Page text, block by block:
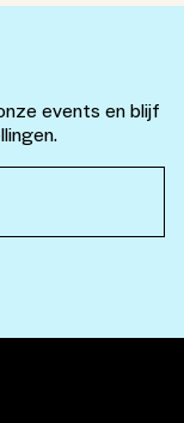
events en blijf